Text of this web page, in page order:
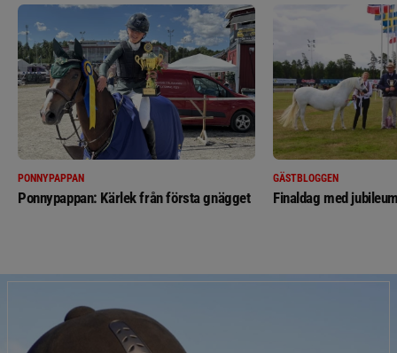
PONNYPAPPAN
Ponnypappan: Kärlek från första gnägget
GÄSTBLOGGEN
Finaldag med